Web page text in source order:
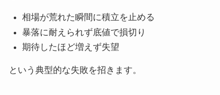
相場が荒れた瞬間に積立を止める
暴落に耐えられず底値で損切り
期待したほど増えず失望
という典型的な失敗を招きます。